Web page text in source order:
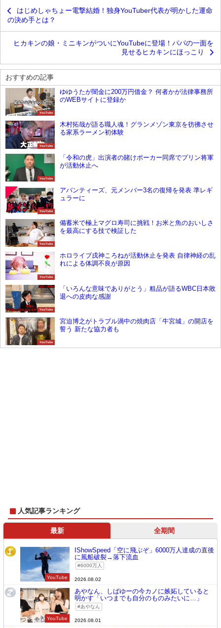
はじめしゃちょー電撃結婚！独身YouTuber代表が明かした運命
の決め手とは？
ヒカキンの娘・ミニキンがついにYouTubeに登場！パパの一面を
見せるヒカキンにほっこり
おすすめの記事
YouTube
ゆゆうたが闇金に200万円借金？ 何者かが法律事務所
のWEBサイトに登録か
YouTube
木村拓哉が語る職人魂！グランメゾン東京を彷彿させ
る家系ラーメン初体験
YouTube
「令和の虎」出演者の賭けポーカー同席でプリン将軍
が活動休止へ
YouTube
アバンティーズ、元メンバー3名の復帰を発表 準レギ
ュラーに
YouTube
備蓄米で極上マグロ寿司に挑戦！お米と魚のおいしさ
を最高にする技で検証した
YouTube
ホロライブ戌神ころねが活動休止を発表 自律神経の乱
れによる体調不良が原因
YouTube
「いろんな意味でありがとう」粗品が語るWBC日本敗
退への皮肉な感謝
YouTube
宮迫博之がトラブル渦中の焼肉店「牛宮城」の開店を
誓う 新たな協力者も
人気記事ランキング
最新 全期間
1
YouTube
IShowSpeed「空に飛ぶぞ」6000万人達成の直後
に風船破裂→落下流血
6000万人
2026.08.02
2
YouTube
あやなん、しばゆーの今カノに嫉妬していると
明かす「いつまでも自分のものみたいに…」
あやなん
2026.08.01